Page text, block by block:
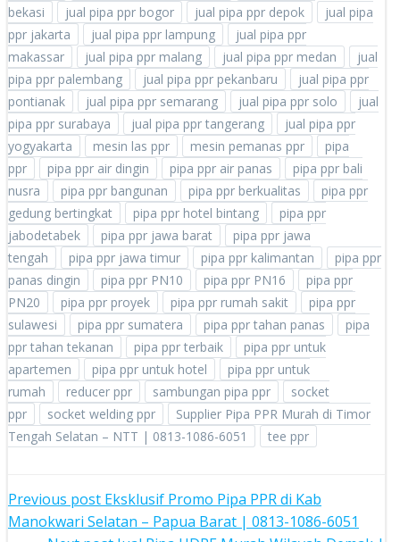
bekasi
jual pipa ppr bogor jual pipa ppr depok
jual pipa
ppr jakarta
jual pipa ppr lampung
jual pipa ppr
makassar
jual pipa ppr malang jual pipa ppr medan
jual
pipa ppr palembang
jual pipa ppr pekanbaru
jual pipa ppr
pontianak
jual pipa ppr semarang jual pipa ppr solo
jual
pipa ppr surabaya
jual pipa ppr tangerang
jual pipa ppr
yogyakarta
mesin las ppr mesin pemanas ppr
pipa
ppr
pipa ppr air dingin pipa ppr air panas
pipa ppr bali
nusra
pipa ppr bangunan pipa ppr berkualitas
pipa ppr
gedung bertingkat
pipa ppr hotel bintang
pipa ppr
jabodetabek
pipa ppr jawa barat
pipa ppr jawa
tengah
pipa ppr jawa timur pipa ppr kalimantan
pipa ppr
panas dingin
pipa ppr PN10 pipa ppr PN16
pipa ppr
PN20
pipa ppr proyek pipa ppr rumah sakit
pipa ppr
sulawesi
pipa ppr sumatera pipa ppr tahan panas
pipa
ppr tahan tekanan
pipa ppr terbaik
pipa ppr untuk
apartemen
pipa ppr untuk hotel
pipa ppr untuk
rumah
reducer ppr sambungan pipa ppr
socket
ppr
socket welding ppr
Supplier Pipa PPR Murah di Timor
Tengah Selatan – NTT | 0813-1086-6051
tee ppr
POST
Previous post Eksklusif Promo Pipa PPR di Kab
Manokwari Selatan – Papua Barat | 0813-1086-6051